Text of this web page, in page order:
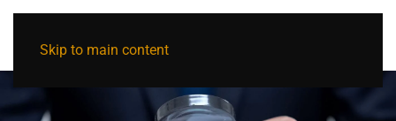
Skip to main content